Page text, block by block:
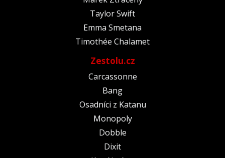
Taylor Swift
Emma Smetana
Timothée Chalamet
Zestolu.cz
Carcassonne
Bang
Osadníci z Katanu
Monopoly
Dobble
Dixit